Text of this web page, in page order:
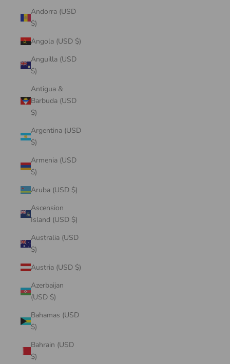
Andorra (USD
$)
Angola (USD $)
Anguilla (USD
$)
Antigua &
Barbuda (USD
$)
Argentina (USD
$)
Armenia (USD
$)
Aruba (USD $)
Ascension
Island (USD $)
Australia (USD
$)
Austria (USD $)
Azerbaijan
(USD $)
Bahamas (USD
$)
Bahrain (USD
$)